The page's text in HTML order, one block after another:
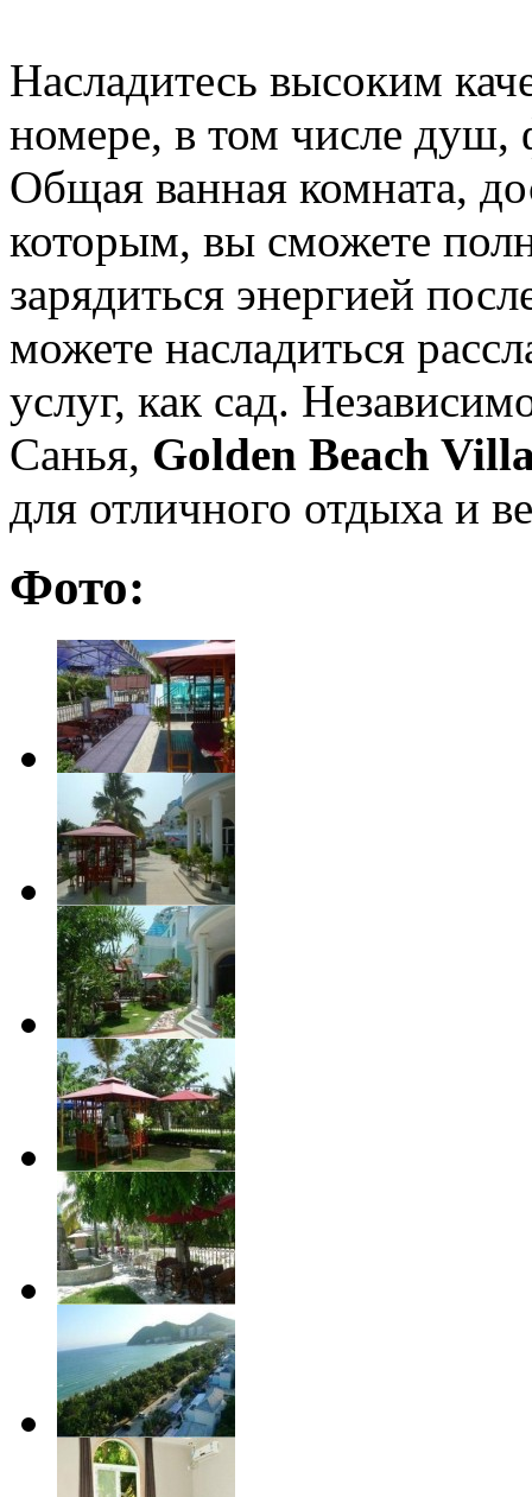
Насладитесь высоким
номере, в том числе душ,
Общая ванная комната,
которым, вы сможете
зарядиться энергией
можете насладиться
услуг, как сад.
Санья, Golden Beach
для отличного отдыха и
Фото: